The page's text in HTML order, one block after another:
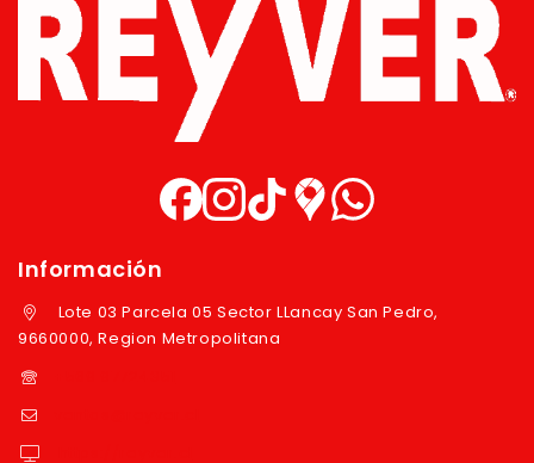
Información
Lote 03 Parcela 05 Sector LLancay San Pedro,
9660000, Region Metropolitana